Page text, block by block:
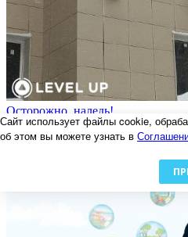
Осторожно, наледь!
06.02.2024
Сайт использует файлы cookie,
об этом вы можете узнать в